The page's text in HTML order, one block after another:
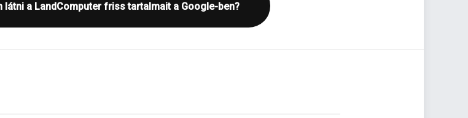
látni a LandComputer friss tartalmait a Google-ben?